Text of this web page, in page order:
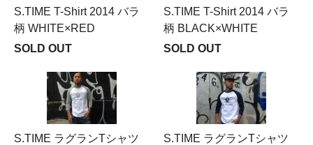
S.TIME T-Shirt 2014 バラ
柄 WHITE×RED
SOLD OUT
S.TIME T-Shirt 2014 バラ
柄 BLACK×WHITE
SOLD OUT
S.TIME ラグランTシャツ
S.TIME ラグランTシャツ